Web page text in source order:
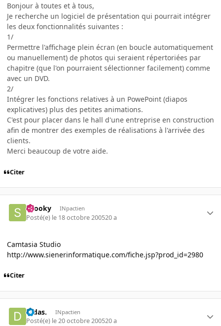
Bonjour à toutes et à tous,
Je recherche un logiciel de présentation qui pourrait intégrer
les deux fonctionnalités suivantes :
1/
Permettre l'affichage plein écran (en boucle automatiquement
ou manuellement) de photos qui seraient répertoriées par
chapitre (que l'on pourraient sélectionner facilement) comme
avec un DVD.
2/
Intégrer les fonctions relatives à un PowePoint (diapos
explicatives) plus des petites animations.
C'est pour placer dans le hall d'une entreprise en construction
afin de montrer des exemples de réalisations à l'arrivée des
clients.
Merci beaucoup de votre aide.
Citer
snooky INpactien
Posté(e) le 18 octobre 200520 a
Camtasia Studio
http://www.sienerinformatique.com/fiche.jsp?prod_id=2980
Citer
Didas. INpactien
Posté(e) le 20 octobre 200520 a